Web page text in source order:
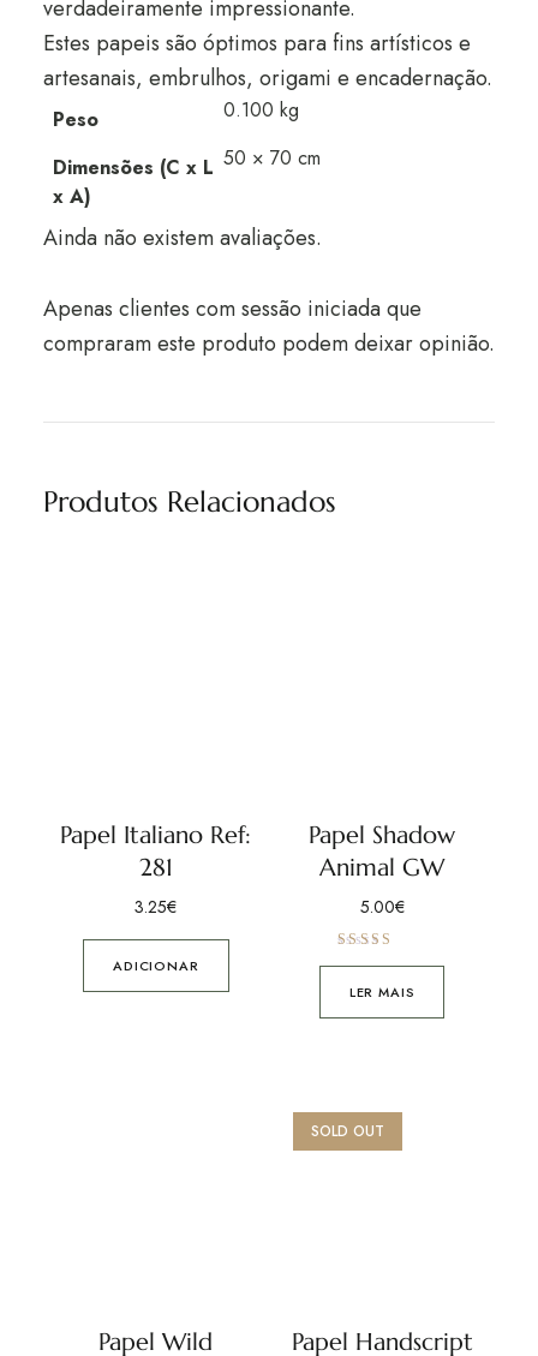
verdadeiramente impressionante.
Estes papeis são óptimos para fins artísticos e
artesanais, embrulhos, origami e encadernação.
Peso 0.100 kg
Dimensões (C x L
x A)
50 × 70 cm
Ainda não existem avaliações.
Apenas clientes com sessão iniciada que
compraram este produto podem deixar opinião.
Produtos Relacionados
Papel Italiano Ref:
281
3.25€
ADICIONAR
Papel Shadow
Animal GW
5.00€
de 5
LER MAIS
Papel Wild
SOLD OUT
Papel Handscript